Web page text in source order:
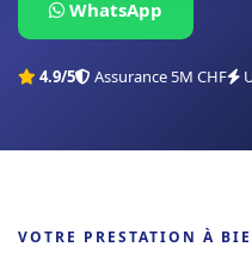
WhatsApp
4.9/5 Assurance 5M CHF
VOTRE PRESTATION À